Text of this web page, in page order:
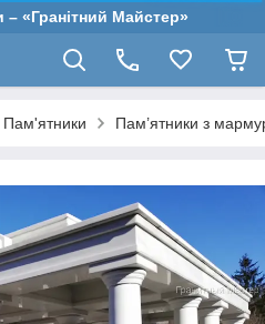
– «Гранітний Майстер»
Пам'ятники Пам’ятники з